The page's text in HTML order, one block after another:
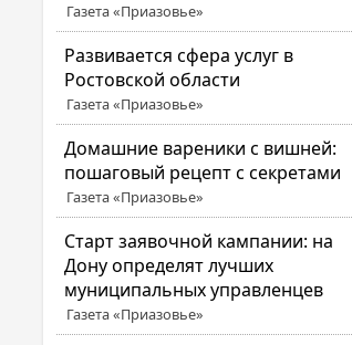
Газета «Приазовье»
Развивается сфера услуг в
Ростовской области
Газета «Приазовье»
Домашние вареники с вишней:
пошаговый рецепт с секретами
Газета «Приазовье»
Старт заявочной кампании: на
Дону определят лучших
муниципальных управленцев
Газета «Приазовье»